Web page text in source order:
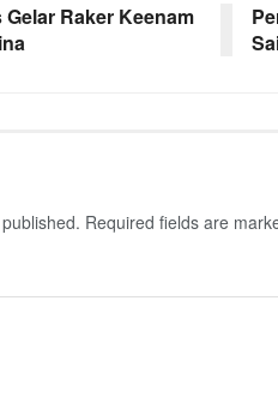
Raker Keenam
Required fields are